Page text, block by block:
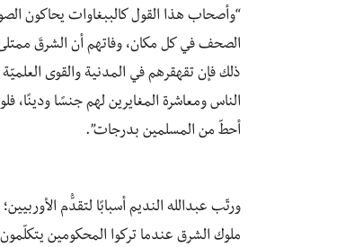
“وأصحاب هذا القول كالببغاوات يحاكون
الصحف في كل مكان، وفاتهم أن الشرقَ ممتلئٌ
ذلك فإن تقهقرهم في المدنية والقوى
الناس ومعاشرة المغايرين لهم جنسًا ودينًا،
أحطّ من المسلمين بدرجات”.
ورتّب عبدالله النديم أسبابًا لتقدُّم
ملوك الشرق عندما تركوا المحكومين